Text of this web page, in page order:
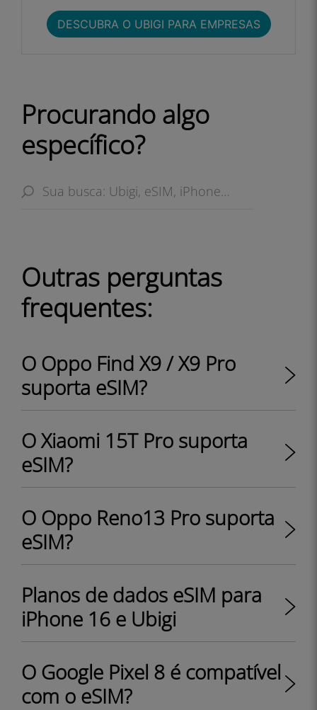
DESCUBRA O UBIGI PARA EMPRESAS​
Procurando algo
específico?
Outras perguntas
frequentes:
O Oppo Find X9 / X9 Pro
suporta eSIM?
O Xiaomi 15T Pro suporta
eSIM?
O Oppo Reno13 Pro suporta
eSIM?
Planos de dados eSIM para
iPhone 16 e Ubigi
O Google Pixel 8 é compatível
com o eSIM?